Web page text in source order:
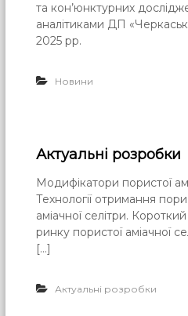
та кон’юнктурних
аналітиками ДП
2025 рр.
Новини
Актуальні розробки
Модифікатори пористої
Технології отримання
аміачної селітри. Короткий
ринку пористої аміачної
[…]
Актуальні розробки